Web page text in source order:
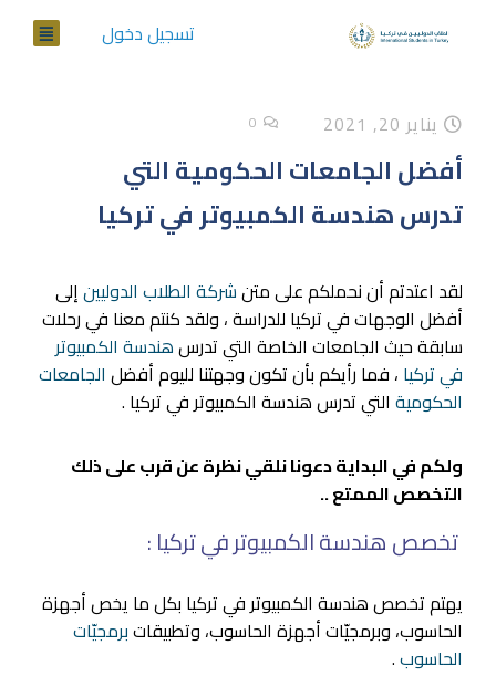
تسجيل دخول
يناير 20, 2021 0
أفضل الجامعات الحكومية التي
تدرس هندسة الكمبيوتر في تركيا
لقد اعتدتم أن نحملكم على متنشركة الطلاب الدوليينإلى
أفضل الوجهات في تركيا للدراسة ، ولقد كنتم معنا في رحلات
سابقة حيث الجامعات الخاصة التي تدرسهندسة الكمبيوتر
في تركيا ، فما رأيكم بأن تكون وجهتنا لليوم أفضل الجامعات
الحكومية التي تدرس هندسة الكمبيوتر في تركيا .
ولكم في البداية دعونا نلقي نظرة عن قرب على ذلك
التخصص الممتع ..
تخصص هندسة الكمبيوتر في تركيا :
يهتم تخصص هندسة الكمبيوتر في تركيا بكل ما يخص أجهزة
الحاسوب، وبرمجيّات أجهزة الحاسوب، وتطبيقاتبرمجيّات
الحاسوب.